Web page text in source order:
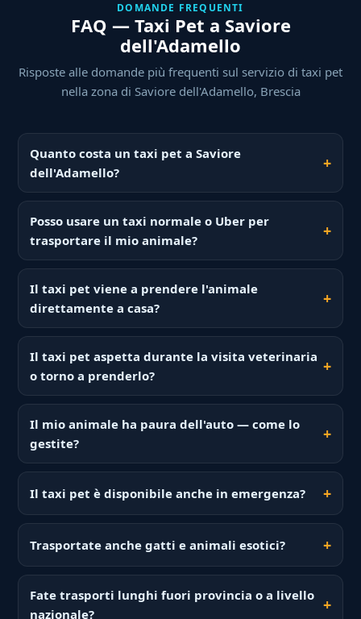
DOMANDE FREQUENTI
FAQ — Taxi Pet a Saviore
dell'Adamello
Risposte alle domande più frequenti sul servizio di taxi pet
nella zona di Saviore dell'Adamello, Brescia
Quanto costa un taxi pet a Saviore
dell'Adamello?
Posso usare un taxi normale o Uber per
trasportare il mio animale?
Il taxi pet viene a prendere l'animale
direttamente a casa?
Il taxi pet aspetta durante la visita veterinaria
o torno a prenderlo?
Il mio animale ha paura dell'auto — come lo
gestite?
Il taxi pet è disponibile anche in emergenza?
Trasportate anche gatti e animali esotici?
Fate trasporti lunghi fuori provincia o a livello
nazionale?